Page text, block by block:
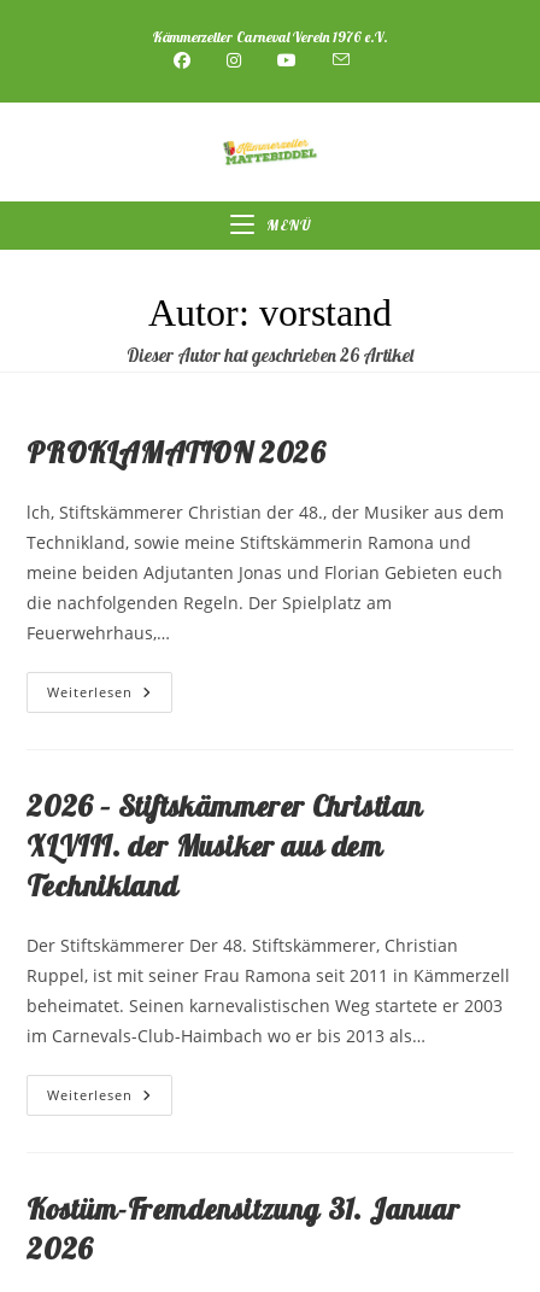
Kämmerzeller Carneval Verein 1976 e.V.
MENÜ
Autor: vorstand
Dieser Autor hat geschrieben 26 Artikel
PROKLAMATION 2026
lch, Stiftskämmerer Christian der 48., der Musiker aus dem
Technikland, sowie meine Stiftskämmerin Ramona und
meine beiden Adjutanten Jonas und Florian Gebieten euch
die nachfolgenden Regeln. Der Spielplatz am
Feuerwehrhaus,…
Weiterlesen PROKLAMATION
2026
2026 – Stiftskämmerer Christian
XLVIII. der Musiker aus dem
Technikland
Der Stiftskämmerer Der 48. Stiftskämmerer, Christian
Ruppel, ist mit seiner Frau Ramona seit 2011 in Kämmerzell
beheimatet. Seinen karnevalistischen Weg startete er 2003
im Carnevals-Club-Haimbach wo er bis 2013 als…
Weiterlesen 2026
–
Musiker
Aus
Kostüm-Fremdensitzung 31. Januar
2026